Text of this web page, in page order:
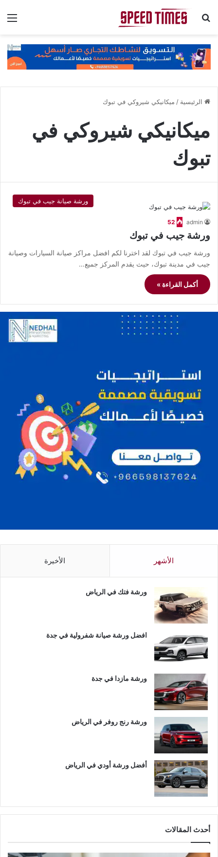
بحث عن
الرئيسية / ميكانيكي شيروكي في تبوك
ميكانيكي شيروكي في
تبوك
ورشة صيانة جيب في تبوك
admin
52
ورشة جيب في تبوك
ورشة جيب في تبوك لقد اخترنا لكم افضل مراكز صيانة السيارات وصيانة
جيب في مدينة تبوك، حيث يقدم المركز جميع…
أكمل القراءة »
الأشهر الأخيرة
ورشة فتك في الرياض
افضل ورشة صيانة شفرولية في جدة
ورشة مازدا في جدة
ورشة رنج روفر في الرياض
أفضل ورشة أودي في الرياض
أحدث المقالات